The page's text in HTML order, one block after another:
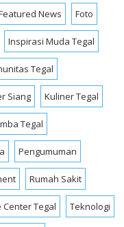
News Foto
Inspirasi Muda Tegal
Tegal
Siang Kuliner Tegal
Tegal
Pengumuman
Rumah Sakit
Center Tegal Teknologi